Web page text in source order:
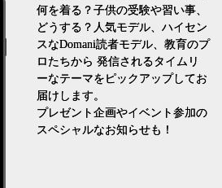
何を着る？子供の受験や習い事、
どうする？人気モデル、ハイセン
スなDomani読者モデル、教育のプ
ロたちから 発信されるタイムリ
ーなテーマをピックアップしてお
届けします。
プレゼント企画やイベント参加の
スペシャルなお知らせも！